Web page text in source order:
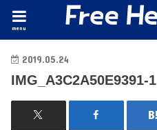
menu
2019.05.24
IMG_A3C2A50E9391-1